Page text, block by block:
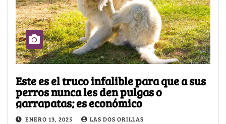
Este es el truco infalible para que a sus
perros nunca les den pulgas o
garrapatas; es económico
ENERO 13, 2025 LAS DOS ORILLAS